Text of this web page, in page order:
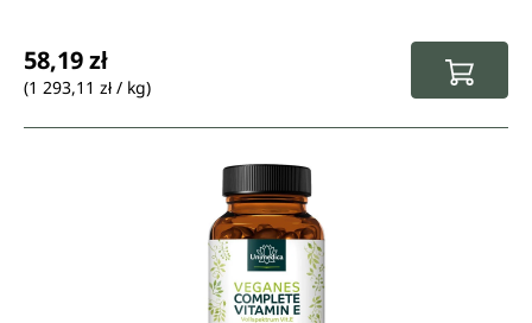
58,19 zł
(1 293,11 zł / kg)